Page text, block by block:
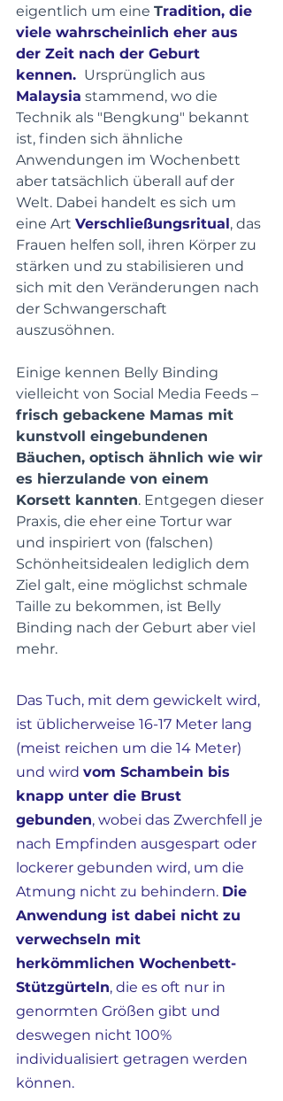
eigentlich um eine Tradition, die
viele wahrscheinlich eher aus
der Zeit nach der Geburt
kennen. Ursprünglich aus
Malaysia stammend, wo die
Technik als "Bengkung" bekannt
ist, finden sich ähnliche
Anwendungen im Wochenbett
aber tatsächlich überall auf der
Welt. Dabei handelt es sich um
eine Art Verschließungsritual, das
Frauen helfen soll, ihren Körper zu
stärken und zu stabilisieren und
sich mit den Veränderungen nach
der Schwangerschaft
auszusöhnen.
Einige kennen Belly Binding
vielleicht von Social Media Feeds –
frisch gebackene Mamas mit
kunstvoll eingebundenen
Bäuchen, optisch ähnlich wie wir
es hierzulande von einem
Korsett kannten. Entgegen dieser
Praxis, die eher eine Tortur war
und inspiriert von (falschen)
Schönheitsidealen lediglich dem
Ziel galt, eine möglichst schmale
Taille zu bekommen, ist Belly
Binding nach der Geburt aber viel
mehr.
Das Tuch, mit dem gewickelt wird,
ist üblicherweise 16-17 Meter lang
(meist reichen um die 14 Meter)
und wird vom Schambein bis
knapp unter die Brust
gebunden, wobei das Zwerchfell je
nach Empfinden ausgespart oder
lockerer gebunden wird, um die
Atmung nicht zu behindern. Die
Anwendung ist dabei nicht zu
verwechseln mit
herkömmlichen Wochenbett-
Stützgürteln, die es oft nur in
genormten Größen gibt und
deswegen nicht 100%
individualisiert getragen werden
können.